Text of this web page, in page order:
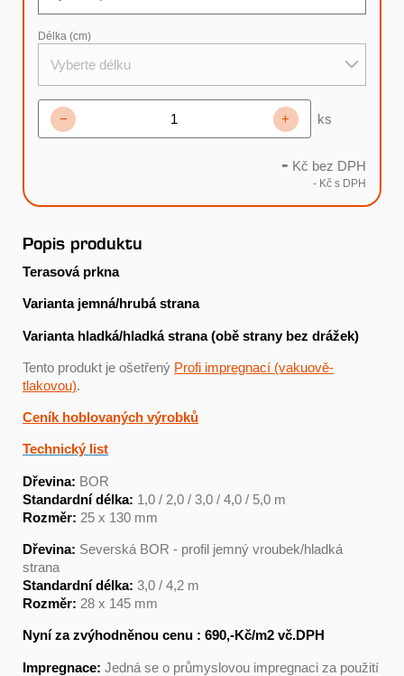
Délka (cm)
Vyberte délku
− + ks
- Kč bez DPH
-Kč s DPH
Popis produktu
Terasová prkna
Varianta jemná/hrubá strana
Varianta hladká/hladká strana (obě strany bez drážek)
Tento produkt je ošetřený Profi impregnací (vakuově-
tlakovou).
Ceník hoblovaných výrobků
Technický list
Dřevina: BOR
Standardní délka: 1,0 / 2,0 / 3,0 / 4,0 / 5,0 m
Rozměr: 25 x 130 mm
Dřevina: Severská BOR - profil jemný vroubek/hladká
strana
Standardní délka: 3,0 / 4,2 m
Rozměr: 28 x 145 mm
Nyní za zvýhodněnou cenu : 690,-Kč/m2 vč.DPH
Impregnace: Jedná se o průmyslovou impregnaci za použití